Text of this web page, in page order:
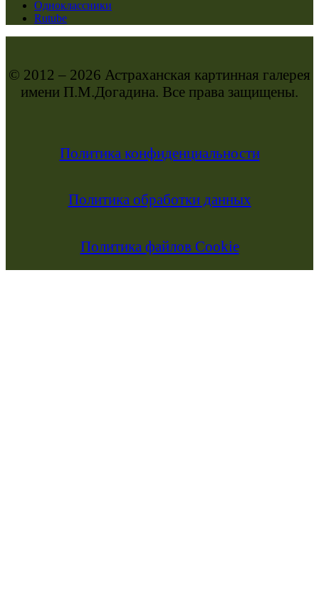
Одноклассники
Rutube
© 2012 – 2026 Астраханская картинная галерея
имени П.М.Догадина. Все права защищены.
Политика конфиденциальности
Политика обработки данных
Политика файлов Cookie